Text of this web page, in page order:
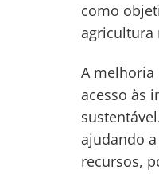
como
agricultura
A melhoria
acesso às
ajudando
recursos,
Navegação